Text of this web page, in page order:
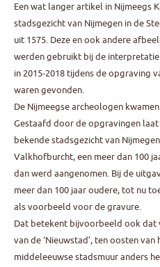
Een wat langer artikel in Nijmeegs
stadsgezicht van Nijmegen in de
uit 1575. Deze en ook andere
werden gebruikt bij de
in 2015-2018 tijdens de opgraving
waren gevonden.
De Nijmeegse archeologen
Gestaafd door de opgravingen
bekende stadsgezicht van
Valkhofburcht, een meer dan 100
dan werd aangenomen. Bij de
meer dan 100 jaar oudere, tot nu
als voorbeeld voor de gravure.
Dat betekent bijvoorbeeld ook dat
van de ‘Nieuwstad’, ten oosten
middeleeuwse stadsmuur anders